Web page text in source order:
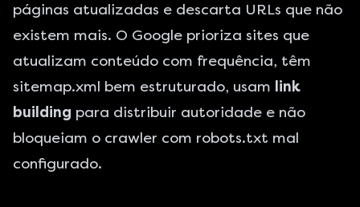
páginas atualizadas e descarta URLs que não
existem mais. O Google prioriza sites que
atualizam conteúdo com frequência, têm
sitemap.xml bem estruturado, usam link
building para distribuir autoridade e não
bloqueiam o crawler com robots.txt mal
configurado.